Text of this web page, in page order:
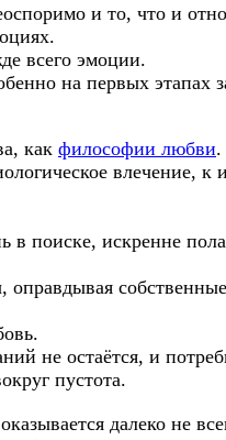
и то, что и
всего эмоции.
на первых этапах
как философии любви.
влечение, к
в поиске, искренне
оправдывая
не остаётся, и
пустота.
далеко не